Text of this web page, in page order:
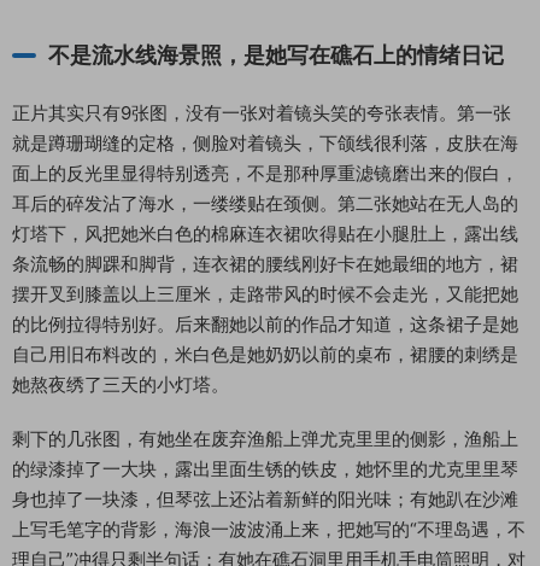
不是流水线海景照，是她写在礁石上的情绪日记
正片其实只有9张图，没有一张对着镜头笑的夸张表情。第一张
就是蹲珊瑚缝的定格，侧脸对着镜头，下颌线很利落，皮肤在海
面上的反光里显得特别透亮，不是那种厚重滤镜磨出来的假白，
耳后的碎发沾了海水，一缕缕贴在颈侧。第二张她站在无人岛的
灯塔下，风把她米白色的棉麻连衣裙吹得贴在小腿肚上，露出线
条流畅的脚踝和脚背，连衣裙的腰线刚好卡在她最细的地方，裙
摆开叉到膝盖以上三厘米，走路带风的时候不会走光，又能把她
的比例拉得特别好。后来翻她以前的作品才知道，这条裙子是她
自己用旧布料改的，米白色是她奶奶以前的桌布，裙腰的刺绣是
她熬夜绣了三天的小灯塔。
剩下的几张图，有她坐在废弃渔船上弹尤克里里的侧影，渔船上
的绿漆掉了一大块，露出里面生锈的铁皮，她怀里的尤克里里琴
身也掉了一块漆，但琴弦上还沾着新鲜的阳光味；有她趴在沙滩
上写毛笔字的背影，海浪一波波涌上来，把她写的“不理岛遇，不
理自己”冲得只剩半句话；有她在礁石洞里用手机手电筒照明，对